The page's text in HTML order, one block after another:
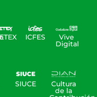
ICFES Vive
Digital
SIUCE Cultura
de la